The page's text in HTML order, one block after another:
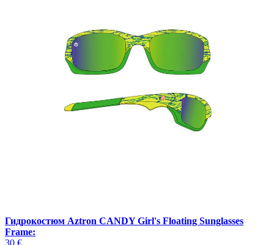
Гидрокостюм Aztron CANDY Girl's Floating Sunglasses
Frame: